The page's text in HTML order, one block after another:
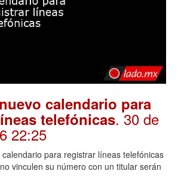
calendario para
telefónicas. 30 de
22:25
calendario para registrar líneas telefónicas
vinculen su número con un titular serán